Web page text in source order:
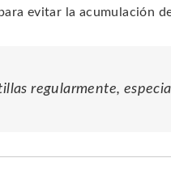
evitar la acumulación
regularmente,